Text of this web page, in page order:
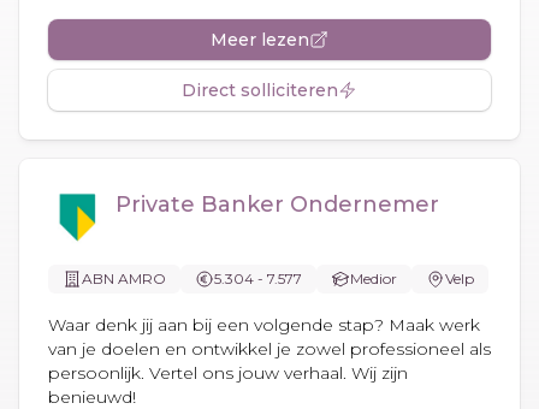
Meer lezen
Direct solliciteren
Private Banker Ondernemer
ABN AMRO 5.304 - 7.577 Medior Velp
Waar denk jij aan bij een volgende stap? Maak werk
van je doelen en ontwikkel je zowel professioneel als
persoonlijk. Vertel ons jouw verhaal. Wij zijn
benieuwd!